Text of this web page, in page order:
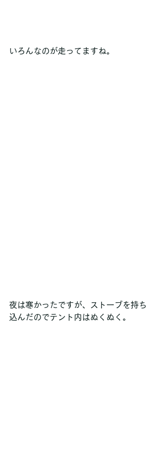
いろんなのが走ってますね。
夜は寒かったですが、ストーブを持ち
込んだのでテント内はぬくぬく。